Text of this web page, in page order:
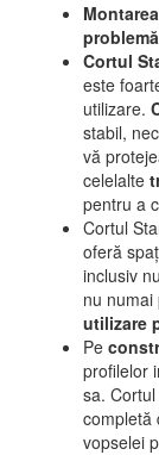
Cortul
este
utilizare.
stabil,
vă
celelalte
pentru a
Cortul
oferă
inclusiv
nu numai
utilizare
Pe
profilelor
sa.
completă
vopselei